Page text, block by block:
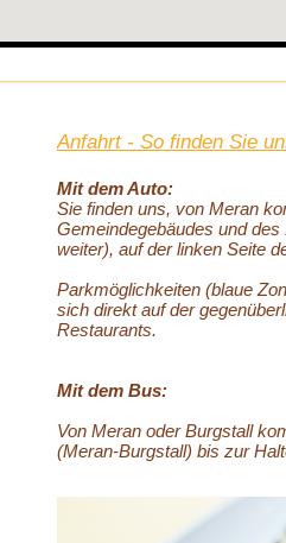
Anfahrt - So finden Sie
Mit dem Auto:
Sie finden uns, von Meran
Gemeindegebäudes und
weiter), auf der linken Seite
Parkmöglichkeiten (blaue
sich direkt auf der
Restaurants.
Mit dem Bus:
Von Meran oder Burgstall
(Meran-Burgstall) bis zur